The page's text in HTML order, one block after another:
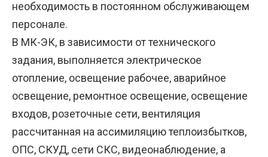
необходимость в постоянном обслуживающем
персонале.
В МК-ЭК, в зависимости от технического
задания, выполняется электрическое
отопление, освещение рабочее, аварийное
освещение, ремонтное освещение, освещение
входов, розеточные сети, вентиляция
рассчитанная на ассимиляцию теплоизбытков,
ОПС, СКУД, сети СКС, видеонаблюдение, а